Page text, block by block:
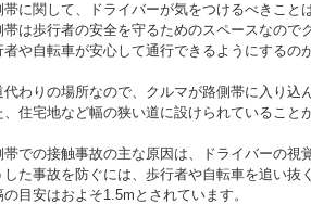
帯に関して、ドライバーが気をつけるべきことは
帯は歩行者の安全を守るためのスペースなので
者や自転車が安心して通行できるようにするの
代わりの場所なので、クルマが路側帯に入り込
、住宅地など幅の狭い道に設けられていること
帯での接触事故の主な原因は、ドライバーの視
した事故を防ぐには、歩行者や自転車を追い抜
の目安はおよそ1.5mとされています。